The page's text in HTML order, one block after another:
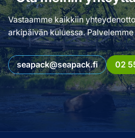
Vastaamme kaikkiin
arkipäivän kuluessa.
seapack@seapack.fi 02